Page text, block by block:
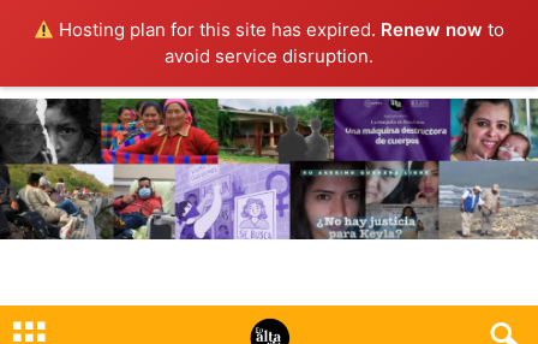
Hosting plan for this site has expired. Renew now to
avoid service disruption.